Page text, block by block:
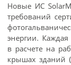
Новые ИС
требований
энергии. Каждая
в расчете на
крышах зданий